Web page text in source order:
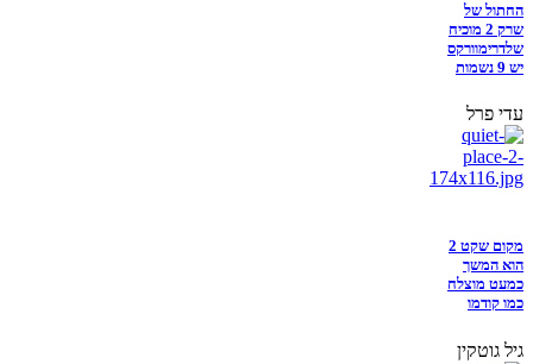
החתול של
שרק 2 מוכיח
שלדרימוורקס
יש 9 נשמות
עדי פרל
מקום שקט 2
הוא המשך
כמעט מוצלח
כמו קודמו
גיל גוטקין